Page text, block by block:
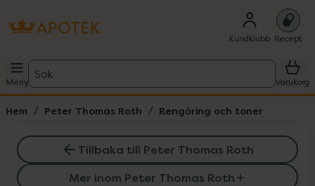
Kundklubb Recept
Meny
Sök
Varukorg
Hem Peter Thomas Roth Rengöring och toner
Tillbaka till Peter Thomas Roth
Mer inom Peter Thomas Roth